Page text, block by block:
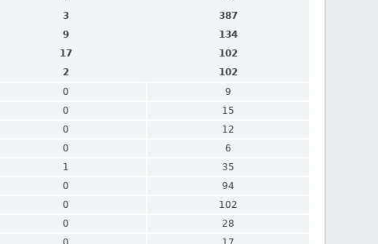
3
387
9
134
17
102
2
102
0
9
0
15
0
12
0
6
1
35
0
94
0
102
0
28